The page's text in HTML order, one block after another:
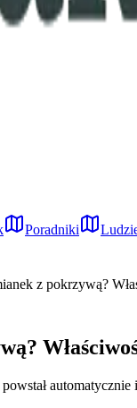
Poradniki
z pokrzywą?